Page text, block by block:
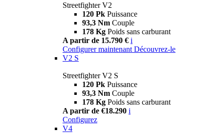
Streetfighter V2
120 Pk Puissance
93,3 Nm Couple
178 Kg Poids sans carburant
A partir de 15.790 € i
Configurer maintenant Découvrez-le
V2 S
Streetfighter V2 S
120 Pk Puissance
93,3 Nm Couple
178 Kg Poids sans carburant
A partir de €18.290 i
Configurez
V4